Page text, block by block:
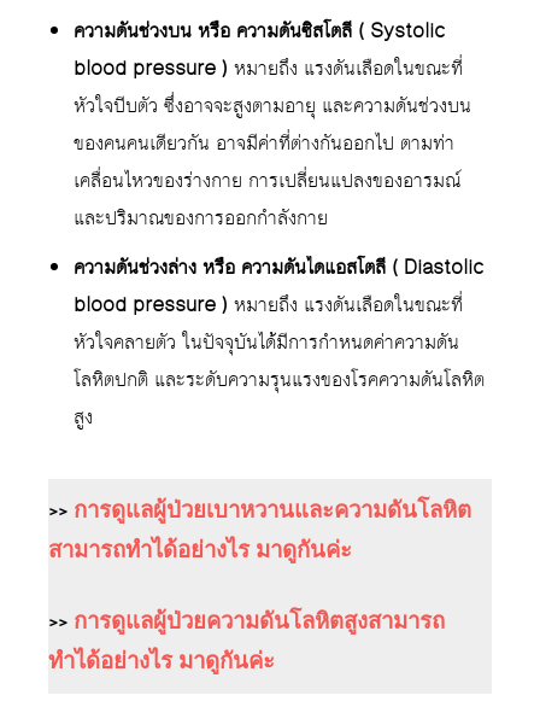
ความดันช่วงบน หรือ ความดันซิสโตลี ( Systolic
blood pressure ) หมายถึง แรงดันเลือดในขณะที่
หัวใจบีบตัว ซึ่งอาจจะสูงตามอายุ และความดันช่วงบน
ของคนคนเดียวกัน อาจมีค่าที่ต่างกันออกไป ตามท่า
เคลื่อนไหวของร่างกาย การเปลี่ยนแปลงของอารมณ์
และปริมาณของการออกกำลังกาย
ความดันช่วงล่าง หรือ ความดันไดแอสโตลี ( Diastolic
blood pressure ) หมายถึง แรงดันเลือดในขณะที่
หัวใจคลายตัว ในปัจจุบันได้มีการกำหนดค่าความดัน
โลหิตปกติ และระดับความรุนแรงของโรคความดันโลหิต
สูง
>> การดูแลผู้ป่วยเบาหวานและความดันโลหิต
สามารถทำได้อย่างไร มาดูกันค่ะ
>> การดูแลผู้ป่วยความดันโลหิตสูงสามารถ
ทำได้อย่างไร มาดูกันค่ะ